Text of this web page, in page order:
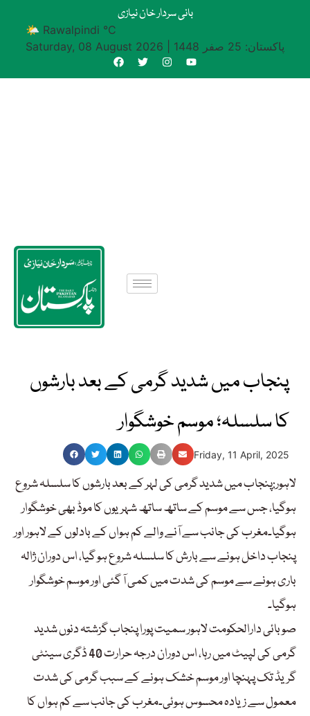
بانی سردار خان نیازی
🌤 Rawalpindi °C
Saturday, 08 August 2026
پاکستان: 25 صفر 1448
پنجاب میں شدید گرمی کے بعد بارشوں
کا سلسلہ؛ موسم خوشگوار
Friday, 11 April, 2025
لاہور:پنجاب میں شدید گرمی کی لہر کے بعد بارشوں کا سلسلہ شروع
ہوگیا، جس سے موسم کے ساتھ ساتھ شہریوں کا موڈ بھی خوشگوار
ہوگیا۔مغرب کی جانب سے آنے والے کم ہواں کے بادلوں کے لاہور اور
پنجاب داخل ہونے سے بارش کا سلسلہ شروع ہو گیا، اس دوران ژالہ
باری ہونے سے موسم کی شدت میں کمی آ گئی اور موسم خوشگوار
ہوگیا۔
صوبائی دارالحکومت لاہور سمیت پورا پنجاب گزشتہ دنوں شدید
گرمی کی لپیٹ میں رہا، اس دوران درجہ حرارت 40 ڈگری سینٹی
گریڈ تک پہنچا اور موسم خشک ہونے کے سبب گرمی کی شدت
معمول سے زیادہ محسوس ہوئی۔مغرب کی جانب سے کم ہواں کا